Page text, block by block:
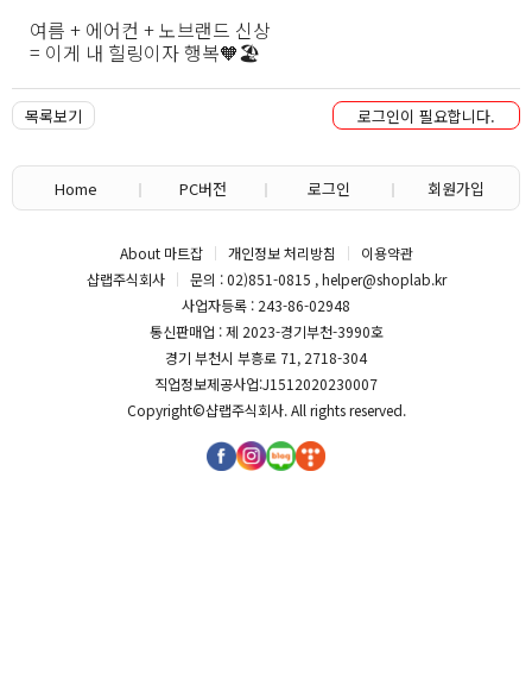
여름 + 에어컨 + 노브랜드 신상
= 이게 내 힐링이자 행복🧡🏖️
목록보기 로그인이 필요합니다.
Home PC버전 로그인 회원가입
About 마트잡 개인정보 처리방침
이용약관
샵랩주식회사
문의 : 02)851-0815 , helper@shoplab.kr
사업자등록 : 243-86-02948
통신판매업 : 제 2023-경기부천-3990호
경기 부천시 부흥로 71, 2718-304
직업정보제공사업:J1512020230007
Copyright©샵랩주식회사. All rights reserved.